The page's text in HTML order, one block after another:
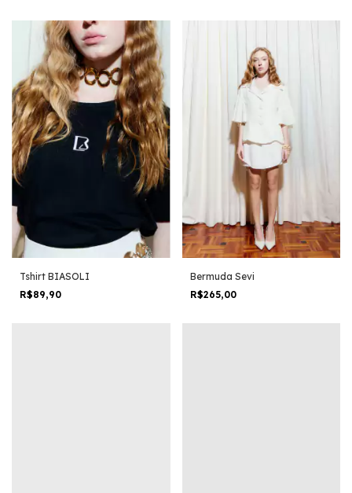
Tshirt BIASOLI
R$89,90
Bermuda Sevi
R$265,00